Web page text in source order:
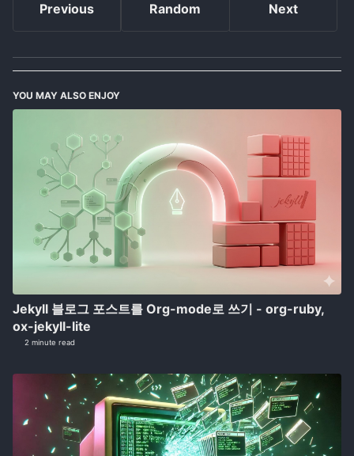
Previous Random Next
YOU MAY ALSO ENJOY
Jekyll 블로그 포스트를 Org-mode로 쓰기 - org-ruby,
ox-jekyll-lite
2 minute read